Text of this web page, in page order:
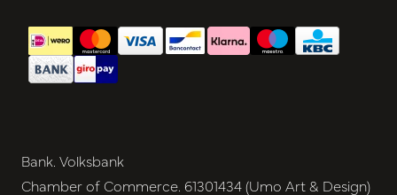
Bank. Volksbank
Chamber of Commerce. 61301434 (Umo Art & Design)